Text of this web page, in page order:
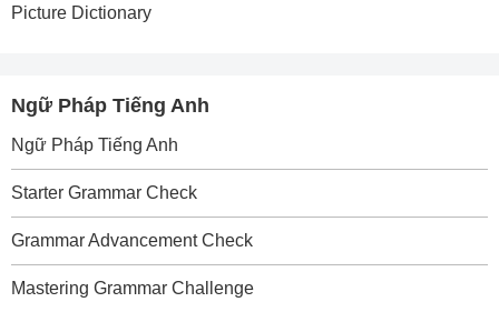
Picture Dictionary
Ngữ Pháp Tiếng Anh
Ngữ Pháp Tiếng Anh
Starter Grammar Check
Grammar Advancement Check
Mastering Grammar Challenge